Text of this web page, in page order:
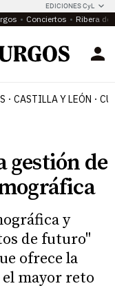
EDICIONES CyL
Conciertos Ribera del
CASTILLA Y LEÓN
gestión de
y
de futuro"
ofrece la
mayor reto